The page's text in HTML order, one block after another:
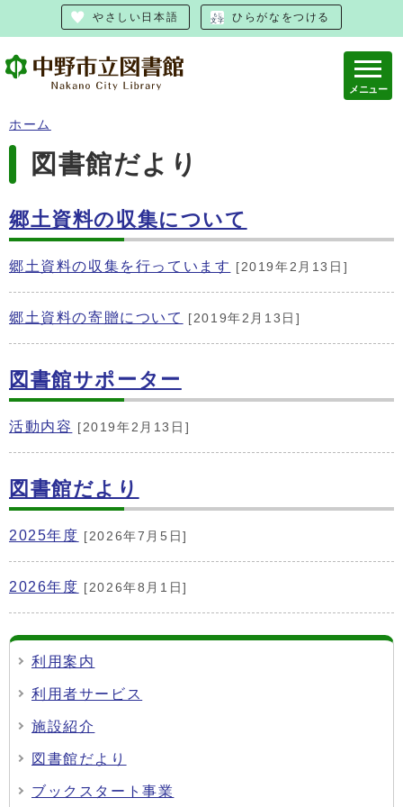
やさしい日本語 ひらがなをつける
メニュー
ホーム
図書館だより
郷土資料の収集について
郷土資料の収集を行っています [2019年2月13日]
郷土資料の寄贈について [2019年2月13日]
図書館サポーター
活動内容 [2019年2月13日]
図書館だより
2025年度 [2026年7月5日]
2026年度 [2026年8月1日]
利用案内
利用者サービス
施設紹介
図書館だより
ブックスタート事業